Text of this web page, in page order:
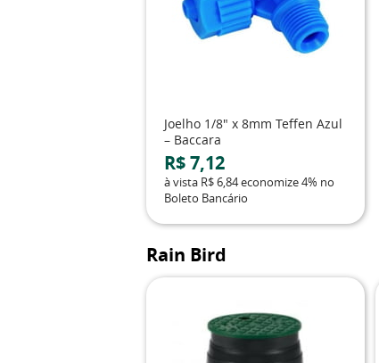
Joelho 1/8" x 8mm Teffen Azul
– Baccara
R$ 7,12
à vista R$ 6,84economize4% no
Boleto Bancário
Rain Bird